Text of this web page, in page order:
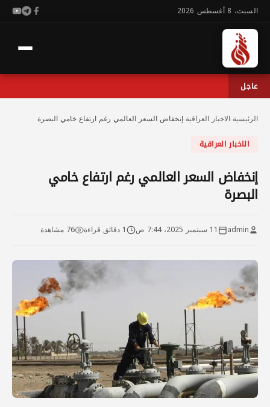
السبت، 8 أغسطس 2026
عاجل
الرئيسية الاخبار العراقية إنخفاض السعر العالمي رغم ارتفاع خامي البصرة
الاخبار العراقية
إنخفاض السعر العالمي رغم ارتفاع خامي
البصرة
admin 11 سبتمبر 2025، 7:44 ص 1 دقائق قراءة 76 مشاهدة